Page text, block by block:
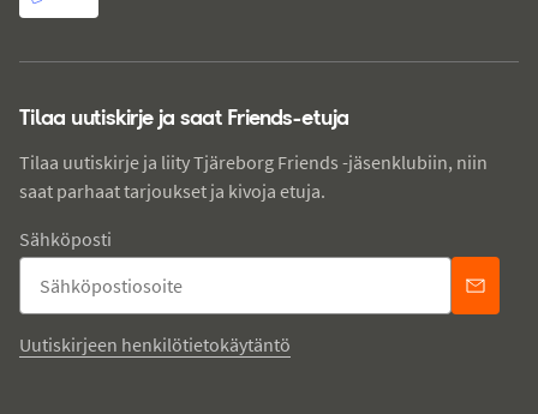
Tilaa uutiskirje ja saat Friends-etuja
Tilaa uutiskirje ja liity Tjäreborg Friends -jäsenklubiin, niin
saat parhaat tarjoukset ja kivoja etuja.
Sähköposti
Uutiskirjeen henkilötietokäytäntö